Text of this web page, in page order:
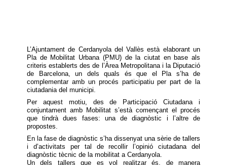
L’Ajuntament de Cerdanyola del Vallès està elaborant un
Pla de Mobilitat Urbana (PMU) de la ciutat en base als
criteris establerts des de l’Àrea Metropolitana i la Diputació
de Barcelona, un dels quals és que el Pla s’ha de
complementar amb un procés participatiu per part de la
ciutadania del municipi.
Per aquest motiu, des de Participació Ciutadana i
conjuntament amb Mobilitat s’està començant el procés
que tindrà dues fases: una de diagnòstic i l’altre de
propostes.
En la fase de diagnòstic s’ha dissenyat una sèrie de tallers
i d’activitats per tal de recollir l’opinió ciutadana del
diagnòstic tècnic de la mobilitat a Cerdanyola.
Un dels tallers que es vol realitzar és, de manera